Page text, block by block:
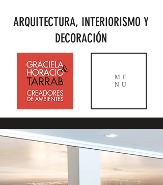
ARQUITECTURA, INTERIORISMO Y
DECORACIÓN
ME
NU